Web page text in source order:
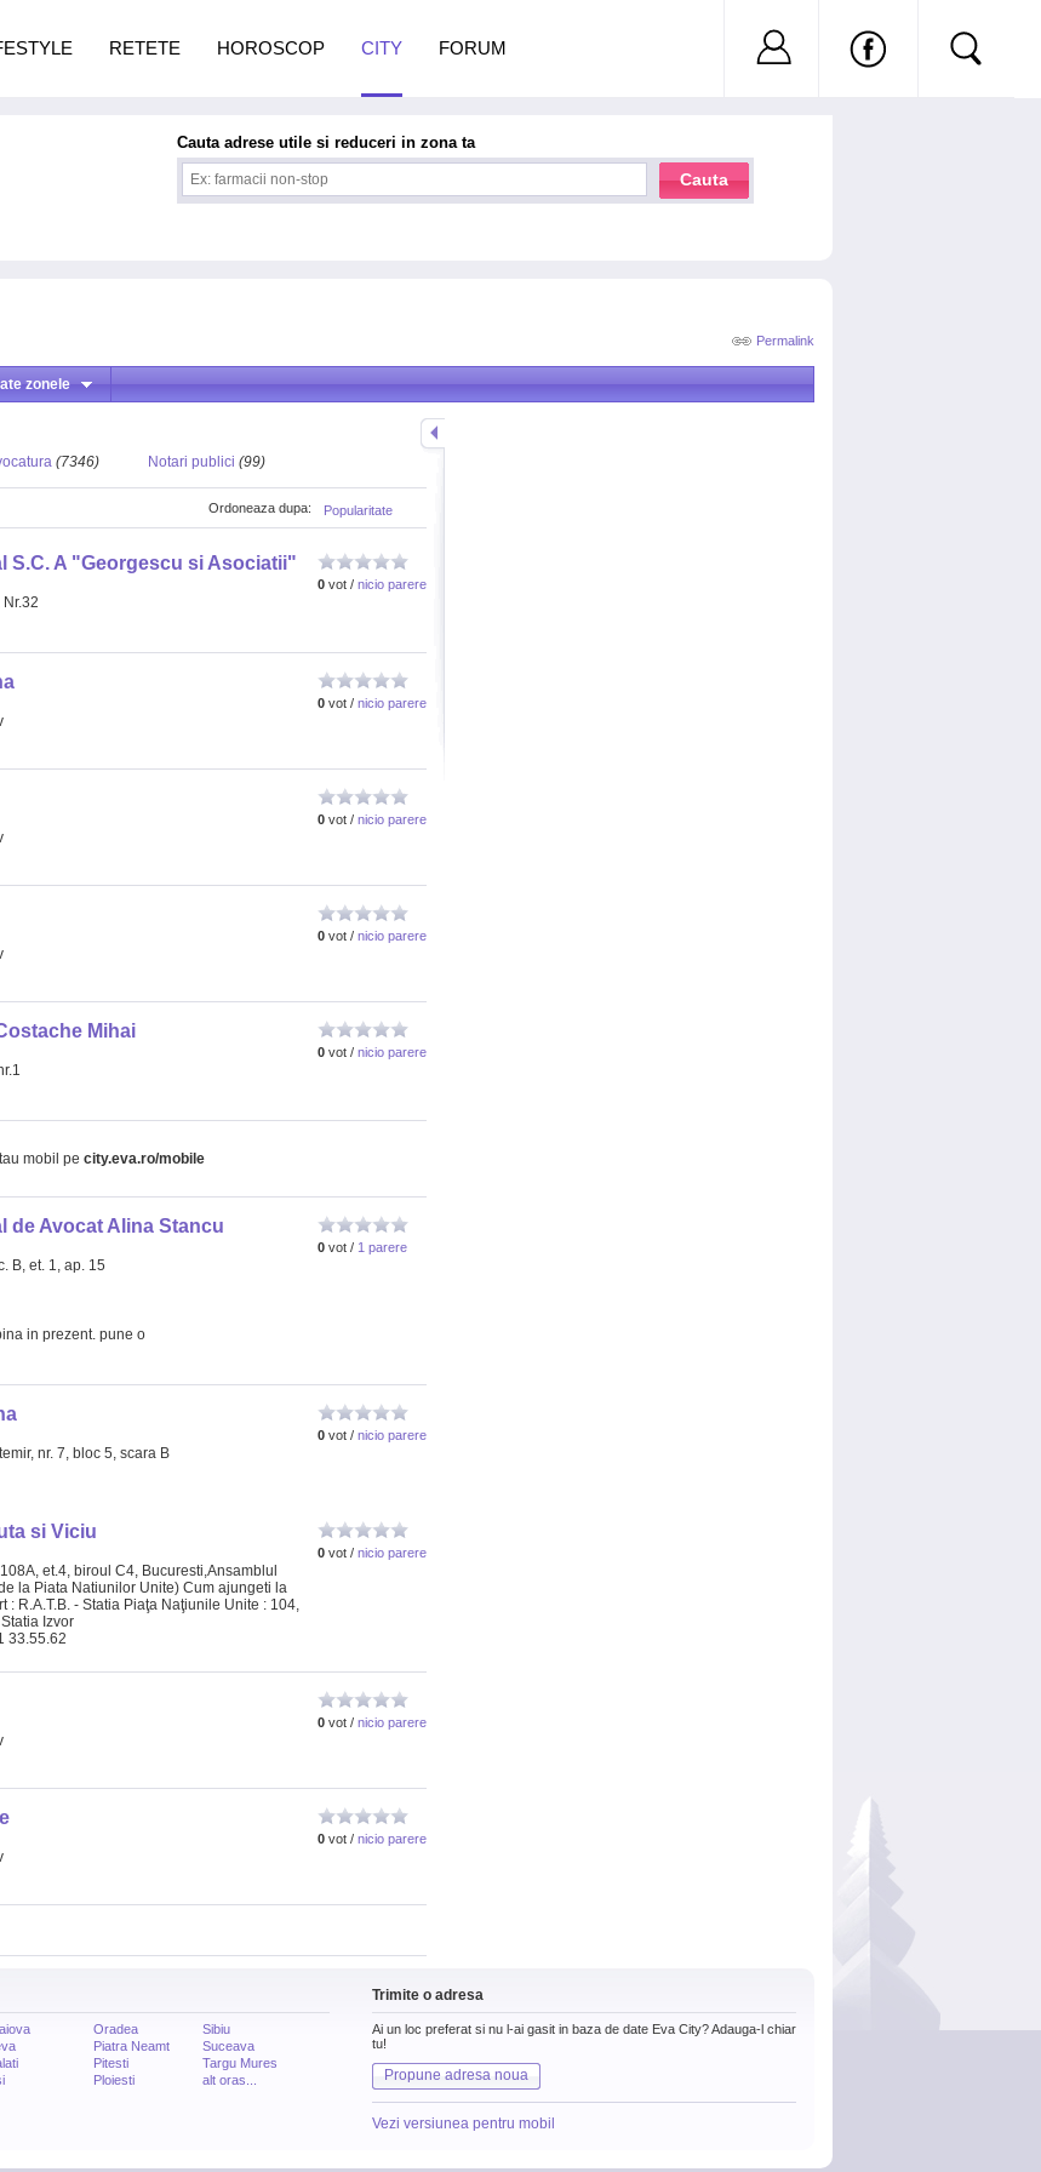
Permalink
zonele
(7346) Notari publici (99)
Popularitate
Ordoneaza dupa:
0 vot / nicio parere
S.C. A "Georgescu si Asociatii"
0 vot / nicio parere
0 vot / nicio parere
0 vot / nicio parere
0 vot / nicio parere
Mihai
mobil pe city.eva.ro/mobile
0 vot / 1 parere
de Avocat Alina Stancu
B, et. 1, ap. 15
in prezent. pune o
0 vot / nicio parere
nr. 7, bloc 5, scara B
0 vot / nicio parere
si Viciu
et.4, biroul C4, Bucuresti,Ansamblul
la Piata Natiunilor Unite) Cum ajungeti la
: R.A.T.B. - Statia Piaţa Naţiunile Unite : 104,
Izvor
33.55.62
0 vot / nicio parere
0 vot / nicio parere
Oradea
Piatra Neamt
Pitesti
Ploiesti
Sibiu
Suceava
Targu Mures
alt oras...
Trimite o adresa
Ai un loc preferat si nu l-ai gasit in baza de date Eva City? Adauga-l chiar
tu!
Propune adresa noua
Vezi versiunea pentru mobil
Cauta adrese utile si reduceri in zona ta
Cauta
RETETE HOROSCOP CITY FORUM Nu ai cont?